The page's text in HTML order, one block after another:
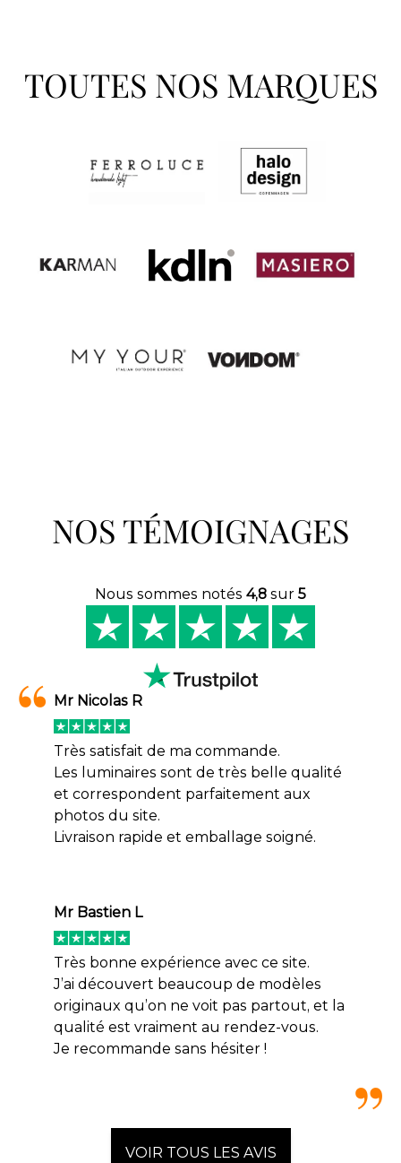
TOUTES NOS MARQUES
NOS TÉMOIGNAGES
Nous sommes notés 4,8 sur 5
Mr Nicolas R
Très satisfait de ma commande.
Les luminaires sont de très belle qualité
et correspondent parfaitement aux
photos du site.
Livraison rapide et emballage soigné.
Mr Bastien L
Très bonne expérience avec ce site.
J’ai découvert beaucoup de modèles
originaux qu’on ne voit pas partout, et la
qualité est vraiment au rendez-vous.
Je recommande sans hésiter !
VOIR TOUS LES AVIS